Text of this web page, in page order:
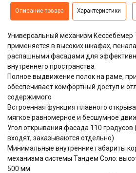
Описание товара Характеристики
Универсальный механизм Кессебёмер
применяется в высоких шкафах,
распашными фасадами для
внутреннего пространства
Полное выдвижение полок на раме,
обеспечивает комфортный доступ и
содержимого
Встроенная функция плавного
мягкое равномерное и бесшумное
Угол открывания фасада 110 градусов
входят, заказываются отдельно)
Минимальные внутренние габариты
механизма системы Тандем Соло:
500 мм